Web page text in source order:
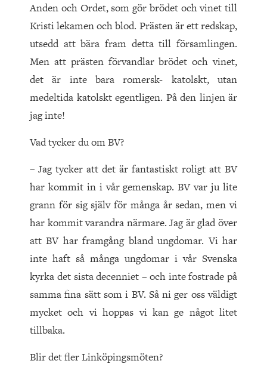
Anden och Ordet, som gör brödet och vinet till
Kristi lekamen och blod. Prästen är ett redskap,
utsedd att bära fram detta till församlingen.
Men att prästen förvandlar brödet och vinet,
det är inte bara romersk- katolskt, utan
medeltida katolskt egentligen. På den linjen är
jag inte!
Vad tycker du om BV?
– Jag tycker att det är fantastiskt roligt att BV
har kommit in i vår gemenskap. BV var ju lite
grann för sig själv för många år sedan, men vi
har kommit varandra närmare. Jag är glad över
att BV har framgång bland ungdomar. Vi har
inte haft så många ungdomar i vår Svenska
kyrka det sista decenniet – och inte fostrade på
samma fina sätt som i BV. Så ni ger oss väldigt
mycket och vi hoppas vi kan ge något litet
tillbaka.
Blir det fler Linköpingsmöten?